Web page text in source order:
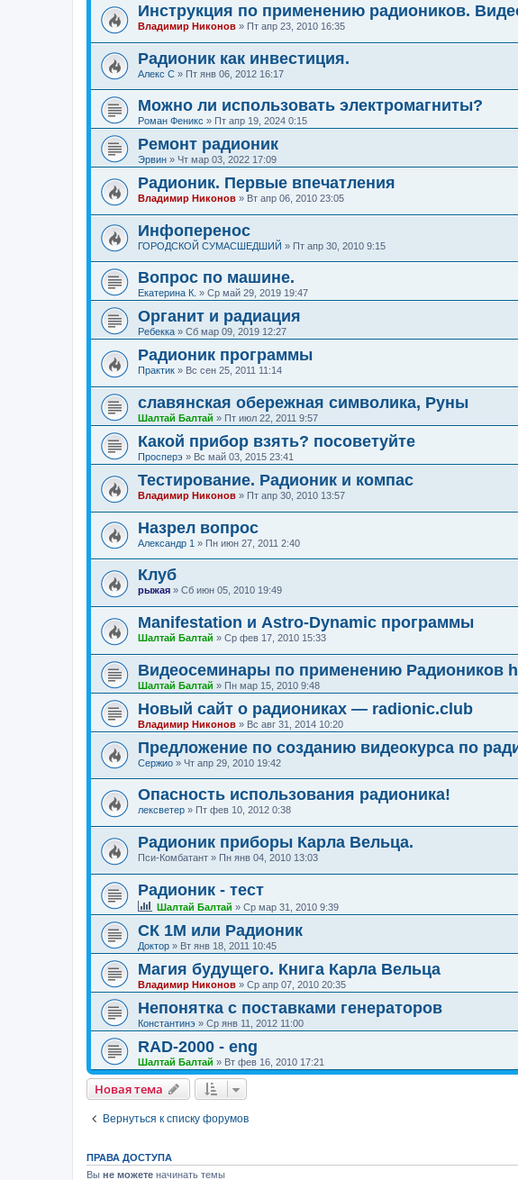
Инструкция по применению радиоников.
Владимир Никонов » Пт апр 23, 2010 16:35
Радионик как инвестиция.
Алекс С » Пт янв 06, 2012 16:17
Можно ли использовать электромагниты?
Роман Феникс » Пт апр 19, 2024 0:15
Ремонт радионик
Эрвин » Чт мар 03, 2022 17:09
Радионик. Первые впечатления
Владимир Никонов » Вт апр 06, 2010 23:05
Инфоперенос
ГОРОДСКОЙ СУМАСШЕДШИЙ » Пт апр 30, 2010 9:15
Вопрос по машине.
Екатерина К. » Ср май 29, 2019 19:47
Органит и радиация
Ребекка » Сб мар 09, 2019 12:27
Радионик программы
Практик » Вс сен 25, 2011 11:14
славянская обережная символика, Руны
Шалтай Балтай » Пт июл 22, 2011 9:57
Какой прибор взять? посоветуйте
Просперэ » Вс май 03, 2015 23:41
Тестирование. Радионик и компас
Владимир Никонов » Пт апр 30, 2010 13:57
Назрел вопрос
Александр 1 » Пн июн 27, 2011 2:40
Клуб
рыжая » Сб июн 05, 2010 19:49
Manifestation и Astro-Dynamic программы
Шалтай Балтай » Ср фев 17, 2010 15:33
Видеосеминары по применению Радиоников
Шалтай Балтай » Пн мар 15, 2010 9:48
Новый сайт о радиониках — radionic.club
Владимир Никонов » Вс авг 31, 2014 10:20
Предложение по созданию видеокурса по
Cержио » Чт апр 29, 2010 19:42
Опасность использования радионика!
лексветер » Пт фев 10, 2012 0:38
Радионик приборы Карла Вельца.
Пси-Комбатант » Пн янв 04, 2010 13:03
Радионик - тест
Шалтай Балтай » Ср мар 31, 2010 9:39
СК 1М или Радионик
Доктор » Вт янв 18, 2011 10:45
Магия будущего. Книга Карла Вельца
Владимир Никонов » Ср апр 07, 2010 20:35
Непонятка с поставками генераторов
Константинэ » Ср янв 11, 2012 11:00
RAD-2000 - eng
Шалтай Балтай » Вт фев 16, 2010 17:21
Новая тема
Вернуться к списку форумов
ПРАВА ДОСТУПА
Вы не можете начинать темы